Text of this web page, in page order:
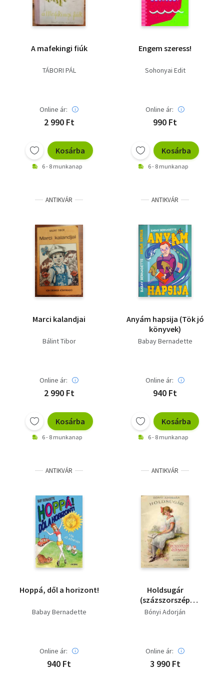
A mafekingi fiúk
TÁBORI PÁL
Online ár:
2 990 Ft
Kosárba
6 - 8 munkanap
Engem szeress!
Sohonyai Edit
Online ár:
990 Ft
Kosárba
6 - 8 munkanap
ANTIKVÁR
Marci kalandjai
Bálint Tibor
Online ár:
2 990 Ft
Kosárba
6 - 8 munkanap
ANTIKVÁR
Anyám hapsija (Tök jó
könyvek)
Babay Bernadette
Online ár:
940 Ft
Kosárba
6 - 8 munkanap
ANTIKVÁR
Hoppá, dől a horizont!
Babay Bernadette
Online ár:
940 Ft
ANTIKVÁR
Holdsugár
(százszorszép
könyvek)
Bónyi Adorján
Online ár:
3 990 Ft